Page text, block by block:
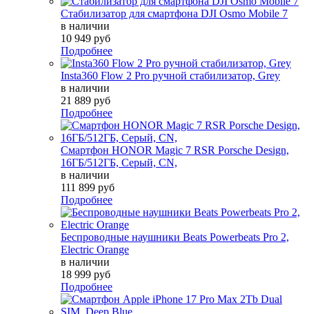
Стабилизатор для смартфона DJI Osmo Mobile 7
в наличии
10 949 руб
Подробнее
Insta360 Flow 2 Pro ручной стабилизатор, Grey
в наличии
21 889 руб
Подробнее
Смартфон HONOR Magic 7 RSR Porsche Design,
16ГБ/512ГБ, Серый, СN,
в наличии
111 899 руб
Подробнее
Беспроводные наушники Beats Powerbeats Pro 2,
Electric Orange
в наличии
18 999 руб
Подробнее